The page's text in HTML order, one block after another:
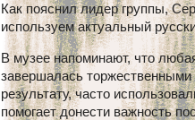
Как пояснил лидер группы,
используем актуальный
В музее напоминают, что
завершалась торжественными
результату, часто
помогает донести важность